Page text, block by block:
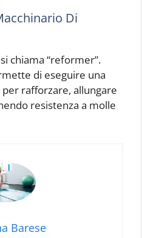
Di
chiama “reformer”.
di eseguire una
rafforzare, allungare
resistenza a molle
Barese